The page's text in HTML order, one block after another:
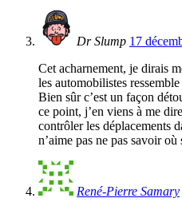
Dr Slump 17
Cet acharnement, je dirais
les automobilistes
Bien sûr c’est un façon
ce point, j’en viens à me
contrôler les déplacements
n’aime pas ne pas savoir
René-Pierre Samary